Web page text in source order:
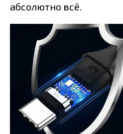
абсолютно всё.